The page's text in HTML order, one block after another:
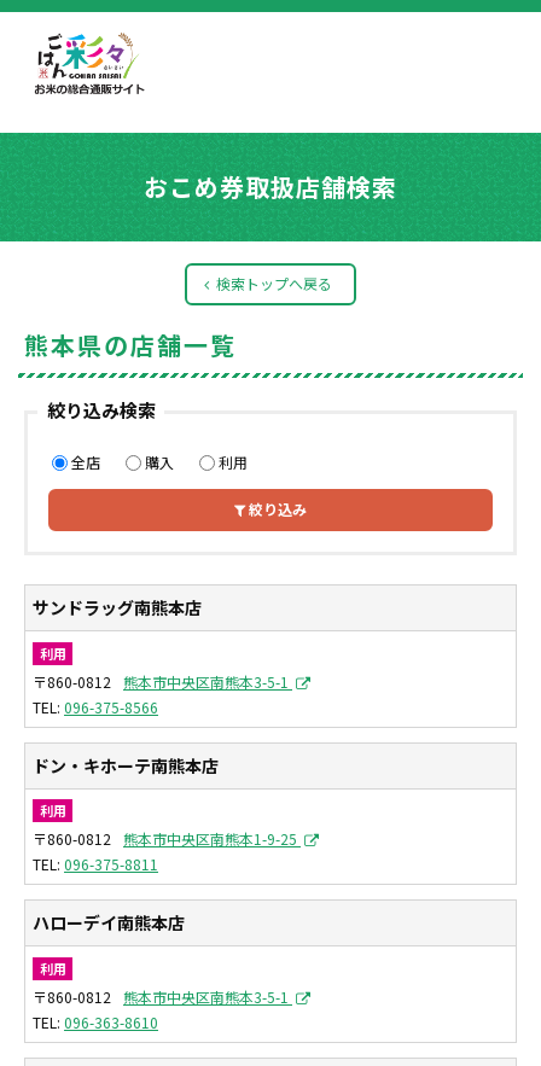
おこめ券取扱店舗検索
検索トップへ戻る
熊本県の店舗一覧
絞り込み検索
全店 購入 利用
絞り込み
サンドラッグ南熊本店
利用
〒860-0812
熊本市中央区南熊本3-5-1
096-375-8566
ドン・キホーテ南熊本店
利用
〒860-0812
熊本市中央区南熊本1-9-25
096-375-8811
ハローデイ南熊本店
利用
〒860-0812
熊本市中央区南熊本3-5-1
096-363-8610